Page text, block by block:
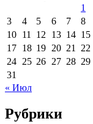
1
3
4 5 6 7 8
10 11 12 13 14 15
17 18 19 20 21 22
24 25 26 27 28 29
31
« Июл
Рубрики